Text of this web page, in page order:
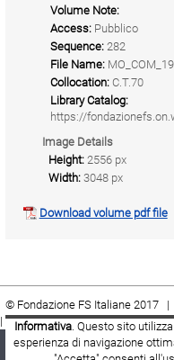
Volume Note:
Access: Pubblico
Sequence: 282
File Name:
Collocation: C.T.70
Library Catalog:
https://
Image Details
Height: 2556 px
Width: 3048 px
Download volume pdf file
© Fondazione FS Italiane 2017 |
|Cookie|Termini e condizioni
Informativa. Questo sito
esperienza di navigazione
Fondazione FS Italiane